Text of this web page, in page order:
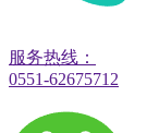
服务热线：
0551-62675712